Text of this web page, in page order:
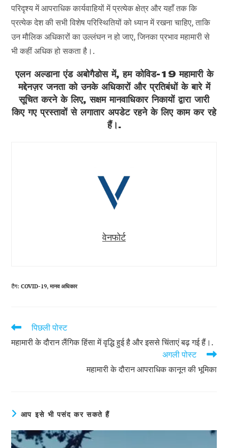
परिदृश्य में आपराधिक कार्यवाहियों में प्रत्येक क्षेत्र और यहाँ तक कि
प्रत्येक देश की सभी विशेष परिस्थितियों को ध्यान में रखना चाहिए, ताकि
उन मौलिक अधिकारों का उल्लंघन न हो जाए, जिनका प्रभाव महामारी से
भी कहीं अधिक हो सकता है।.
एलन अल्डाना एंड अबोगैडोस में, हम कोविड-19 महामारी के
मद्देनज़र जनता को उनके अधिकारों और प्रतिबंधों के बारे में
सूचित करने के लिए, सक्षम मानवाधिकार निकायों द्वारा जारी
किए गए प्रस्तावों से लगातार अपडेट रहने के लिए काम कर रहे
हैं।.
वेनफोर्ट
टैग:COVID-19, मानव अधिकार
और
लेख
पिछली पोस्ट
महामारी के दौरान लैंगिक हिंसा में वृद्धि हुई है और इससे चिंताएं बढ़ गई हैं।.
अगली पोस्ट
महामारी के दौरान आपराधिक कानून की भूमिका
आप इसे भी पसंद कर सकते हैं